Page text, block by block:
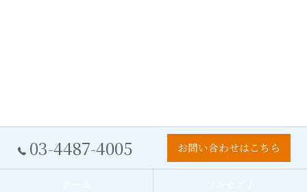
03-4487-4005 お問い合わせはこちら